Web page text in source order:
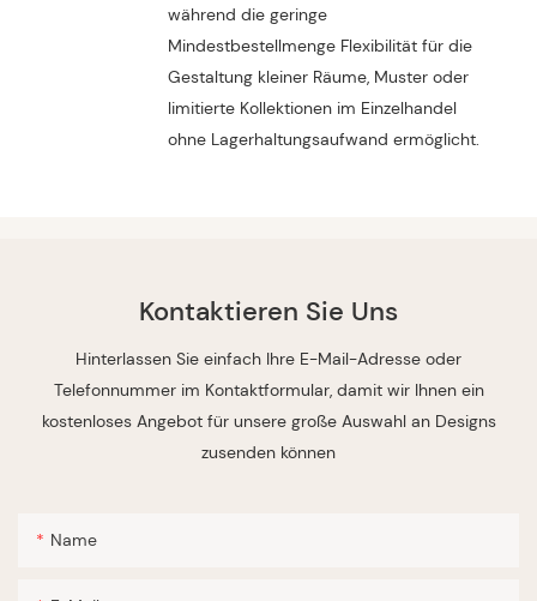
während die geringe
Mindestbestellmenge Flexibilität für die
Gestaltung kleiner Räume, Muster oder
limitierte Kollektionen im Einzelhandel
ohne Lagerhaltungsaufwand ermöglicht.
Kontaktieren Sie Uns
Hinterlassen Sie einfach Ihre E-Mail-Adresse oder
Telefonnummer im Kontaktformular, damit wir Ihnen ein
kostenloses Angebot für unsere große Auswahl an Designs
zusenden können
Name